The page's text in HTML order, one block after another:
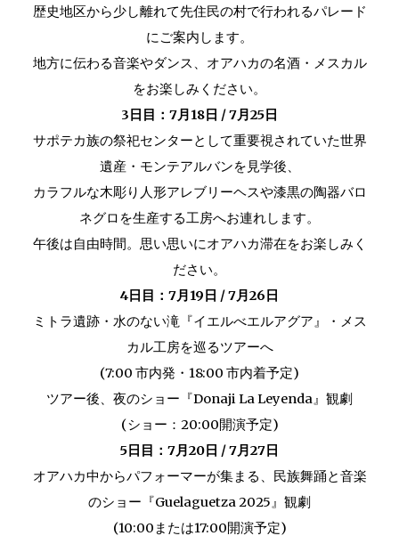
歴史地区から少し離れて先住民の村で行われるパレード
にご案内します。
地方に伝わる音楽やダンス、オアハカの名酒・メスカル
をお楽しみください。
3 日目：7月18 日 / 7月25 日
サポテカ族の祭祀センターとして重要視されていた世界
遺産・モンテアルバンを見学後、
カラフルな木彫り人形アレブリーヘスや漆黒の陶器バロ
ネグロを生産する工房へお連れします。
午後は自由時間。思い思いにオアハカ滞在をお楽しみく
ださい。
4 日目：7月19 日 / 7月26 日
ミトラ遺跡・水のない滝『イエルべエルアグア』・メス
カル工房を巡るツアーへ
(7:00 市内発・18:00 市内着予定)
ツアー後、夜のショー 『DonajiLaLeyenda』 観劇
(ショー：20:00開演予定)
5日目：7月20日 / 7月27日
オアハカ中からパフォーマーが集まる、民族舞踊と音楽
のショー『Guelaguetza 2025』観劇
(10:00または17:00開演予定)